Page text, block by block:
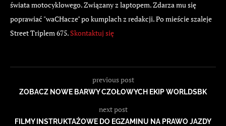
świata motocyklowego. Związany z laptopem. Zdarza mu się
poprawiać "waCHacze" po kumplach z redakcji. Po mieście szaleje
Street Triplem 675. Skontaktuj się
previous post
ZOBACZ NOWE BARWY CZOŁOWYCH EKIP WORLDSBK
next post
FILMY INSTRUKTAŻOWE DO EGZAMINU NA PRAWO JAZDY